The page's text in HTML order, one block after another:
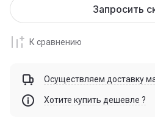
Запросить
К сравнению
Осуществляем доставку
Хотите купить дешевле ?